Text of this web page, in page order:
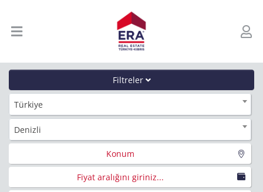
Filtreler
Türkiye
Denizli
Konum
Fiyat aralığını giriniz...